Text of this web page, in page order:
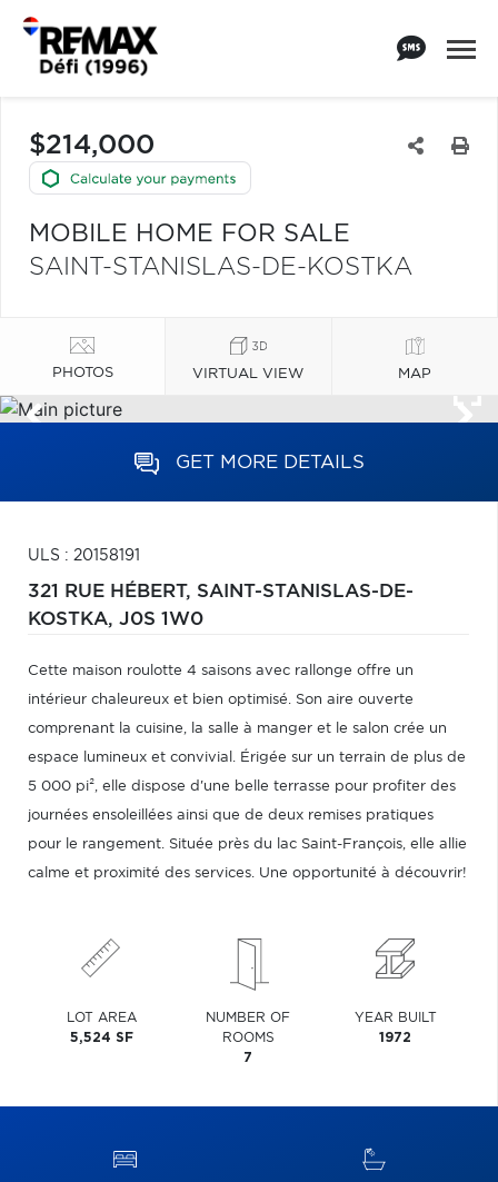
$214,000
MOBILE HOME FOR SALE
SAINT-STANISLAS-DE-KOSTKA
PHOTOS VIRTUAL VIEW MAP
GET MORE DETAILS
ULS : 20158191
321 RUE HÉBERT, SAINT-STANISLAS-DE-
KOSTKA, J0S 1W0
Cette maison roulotte 4 saisons avec rallonge offre un
intérieur chaleureux et bien optimisé. Son aire ouverte
comprenant la cuisine, la salle à manger et le salon crée un
espace lumineux et convivial. Érigée sur un terrain de plus de
5 000 pi², elle dispose d'une belle terrasse pour profiter des
journées ensoleillées ainsi que de deux remises pratiques
pour le rangement. Située près du lac Saint-François, elle allie
calme et proximité des services. Une opportunité à découvrir!
LOT AREA
5,524 SF
NUMBER OF
ROOMS
7
YEAR BUILT
1972